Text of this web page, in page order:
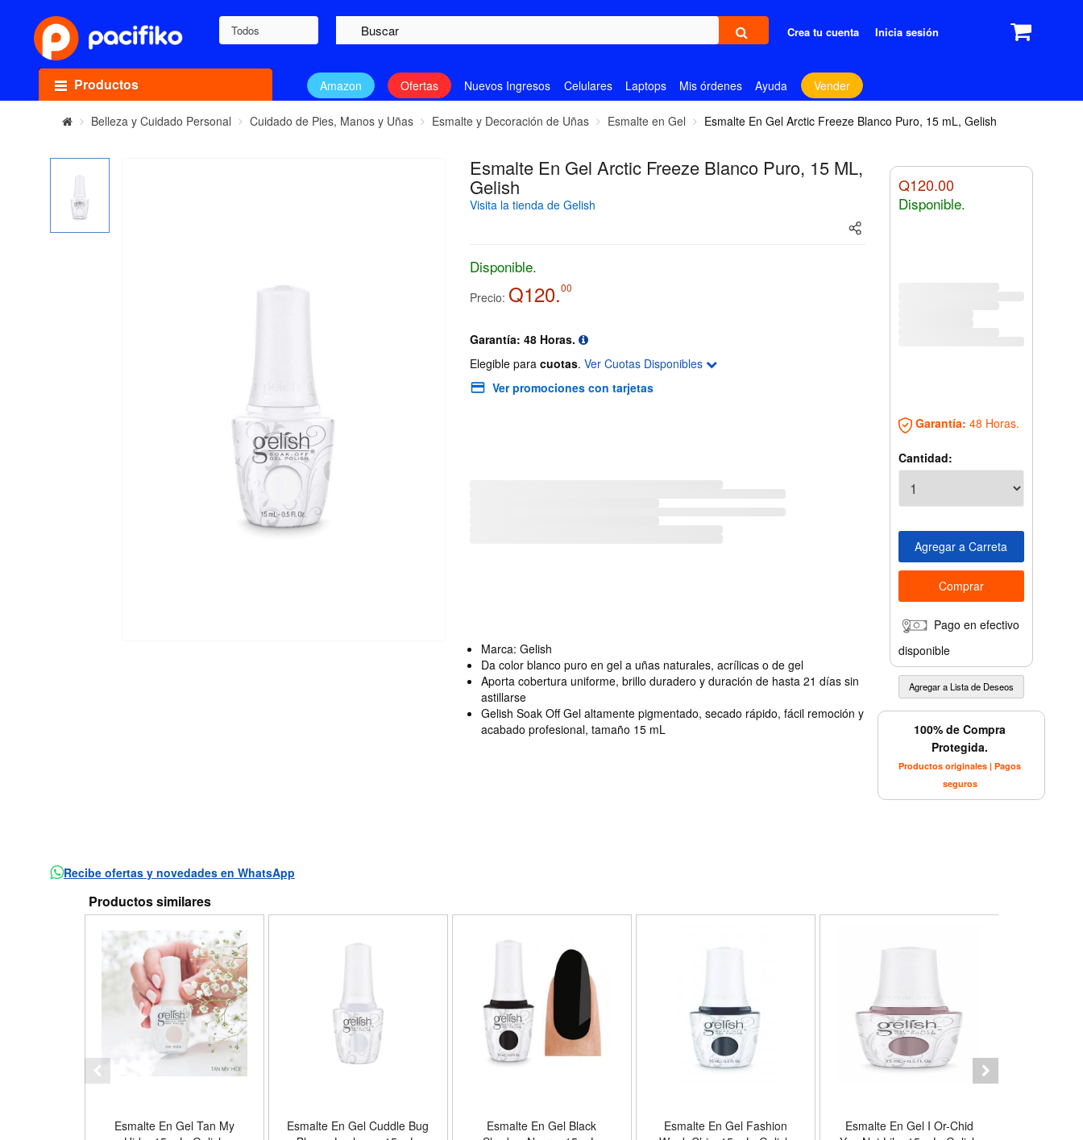
Todos Crea tu cuenta Inicia sesión
Productos Amazon Ofertas Nuevos Ingresos Celulares Laptops Mis órdenes Ayuda Vender
Belleza y Cuidado Personal Cuidado de Pies, Manos y Uñas Esmalte y Decoración de Uñas Esmalte en Gel Esmalte En Gel Arctic Freeze Blanco Puro, 15 mL, Gelish
Esmalte En Gel Arctic Freeze Blanco Puro, 15 ML,
Gelish
Visita la tienda de Gelish
Disponible.
Precio: Q120.00
Garantía: 48 Horas.
Elegible para cuotas. Ver Cuotas Disponibles
Ver promociones con tarjetas
Marca: Gelish
Da color blanco puro en gel a uñas naturales, acrílicas o de gel
Aporta cobertura uniforme, brillo duradero y duración de hasta 21 días sin
astillarse
Gelish Soak Off Gel altamente pigmentado, secado rápido, fácil remoción y
acabado profesional, tamaño 15 mL
Q120.00
Disponible.
Garantía: 48 Horas.
Cantidad:
Pago en efectivo
disponible
100% de Compra
Protegida.
Productos originales | Pagos
seguros
Recibe ofertas y novedades en WhatsApp
Productos similares
Esmalte En Gel Tan My
Esmalte En Gel Cuddle Bug
Esmalte En Gel Black
Esmalte En Gel Fashion
Esmalte En Gel I Or-Chid